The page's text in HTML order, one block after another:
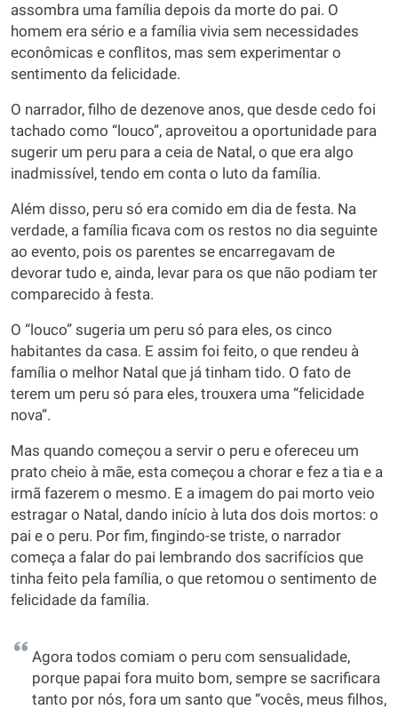
assombra uma família depois da morte do pai. O
homem era sério e a família vivia sem necessidades
econômicas e conflitos, mas sem experimentar o
sentimento da felicidade.
O narrador, filho de dezenove anos, que desde cedo foi
tachado como “louco”, aproveitou a oportunidade para
sugerir um peru para a ceia de Natal, o que era algo
inadmissível, tendo em conta o luto da família.
Além disso, peru só era comido em dia de festa. Na
verdade, a família ficava com os restos no dia seguinte
ao evento, pois os parentes se encarregavam de
devorar tudo e, ainda, levar para os que não podiam ter
comparecido à festa.
O “louco” sugeria um peru só para eles, os cinco
habitantes da casa. E assim foi feito, o que rendeu à
família o melhor Natal que já tinham tido. O fato de
terem um peru só para eles, trouxera uma “felicidade
nova”.
Mas quando começou a servir o peru e ofereceu um
prato cheio à mãe, esta começou a chorar e fez a tia e a
irmã fazerem o mesmo. E a imagem do pai morto veio
estragar o Natal, dando início à luta dos dois mortos: o
pai e o peru. Por fim, fingindo-se triste, o narrador
começa a falar do pai lembrando dos sacrifícios que
tinha feito pela família, o que retomou o sentimento de
felicidade da família.
Agora todos comiam o peru com sensualidade,
porque papai fora muito bom, sempre se sacrificara
tanto por nós, fora um santo que “vocês, meus filhos,